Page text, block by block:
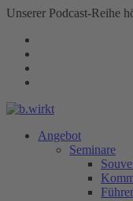
Unserer Podcast-Reihe
Angebot
Seminare